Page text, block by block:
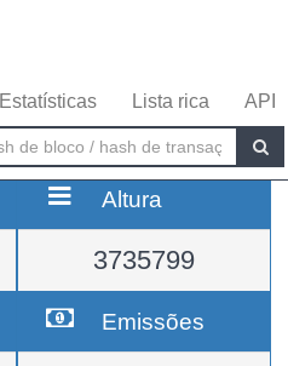
Estatísticas Lista rica API
Altura
3735799
Emissões